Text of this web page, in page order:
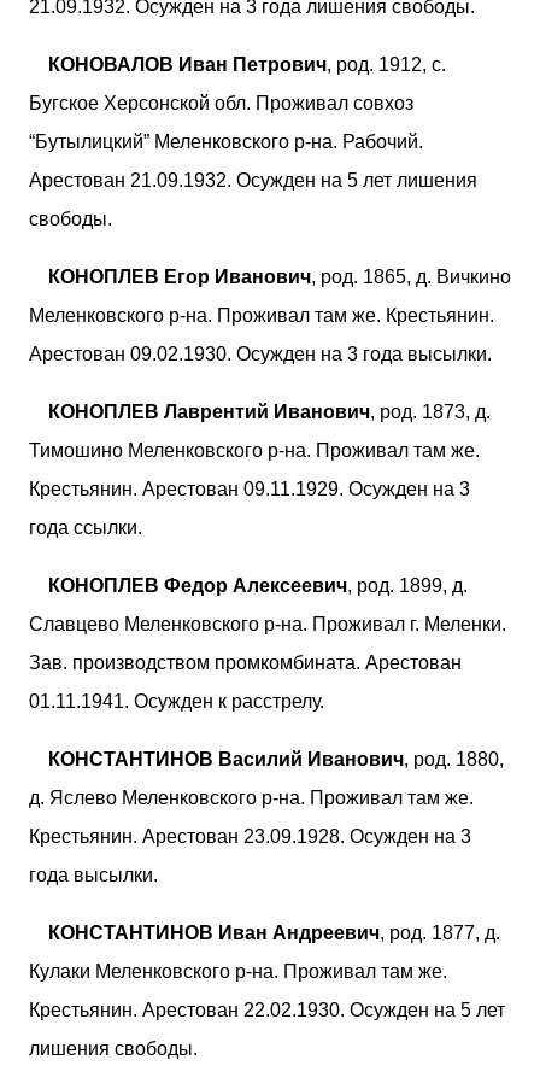
21.09.1932. Осужден на 3 года лишения свободы.
КОНОВАЛОВ Иван Петрович, род. 1912, с.
Бугское Херсонской обл. Проживал совхоз
“Бутылицкий” Меленковского р-на. Рабочий.
Арестован 21.09.1932. Осужден на 5 лет лишения
свободы.
КОНОПЛЕВ Егор Иванович, род. 1865, д. Вичкино
Меленковского р-на. Проживал там же. Крестьянин.
Арестован 09.02.1930. Осужден на 3 года высылки.
КОНОПЛЕВ Лаврентий Иванович, род. 1873, д.
Тимошино Меленковского р-на. Проживал там же.
Крестьянин. Арестован 09.11.1929. Осужден на 3
года ссылки.
КОНОПЛЕВ Федор Алексеевич, род. 1899, д.
Славцево Меленковского р-на. Проживал г. Меленки.
Зав. производством промкомбината. Арестован
01.11.1941. Осужден к расстрелу.
КОНСТАНТИНОВ Василий Иванович, род. 1880,
д. Яслево Меленковского р-на. Проживал там же.
Крестьянин. Арестован 23.09.1928. Осужден на 3
года высылки.
КОНСТАНТИНОВ Иван Андреевич, род. 1877, д.
Кулаки Меленковского р-на. Проживал там же.
Крестьянин. Арестован 22.02.1930. Осужден на 5 лет
лишения свободы.